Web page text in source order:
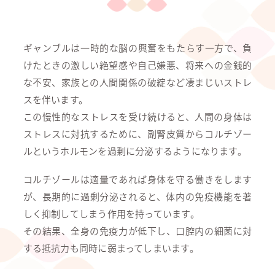
ギャンブルは一時的な脳の興奮をもたらす一方で、負
けたときの激しい絶望感や自己嫌悪、将来への金銭的
な不安、家族との人間関係の破綻など凄まじいストレ
スを伴います。
この慢性的なストレスを受け続けると、人間の身体は
ストレスに対抗するために、副腎皮質からコルチゾー
ルというホルモンを過剰に分泌するようになります。
コルチゾールは適量であれば身体を守る働きをします
が、長期的に過剰分泌されると、体内の免疫機能を著
しく抑制してしまう作用を持っています。
その結果、全身の免疫力が低下し、口腔内の細菌に対
する抵抗力も同時に弱まってしまいます。